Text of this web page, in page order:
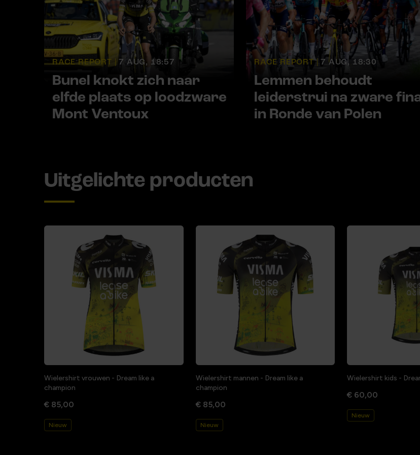
RACE REPORT | 7 AUG, 18:57
Bunel knokt zich naar
elfde plaats op loodzware
Mont Ventoux
RACE REPORT | 7 AUG, 18:30
Lemmen behoudt
leiderstrui na zware
in Ronde van Polen
Uitgelichte producten
Wielershirt vrouwen - Dream like a
champion
€ 85,00
Nieuw
Wielershirt mannen - Dream like a
champion
€ 85,00
Nieuw
Wielershirt kids -
€ 60,00
Nieuw